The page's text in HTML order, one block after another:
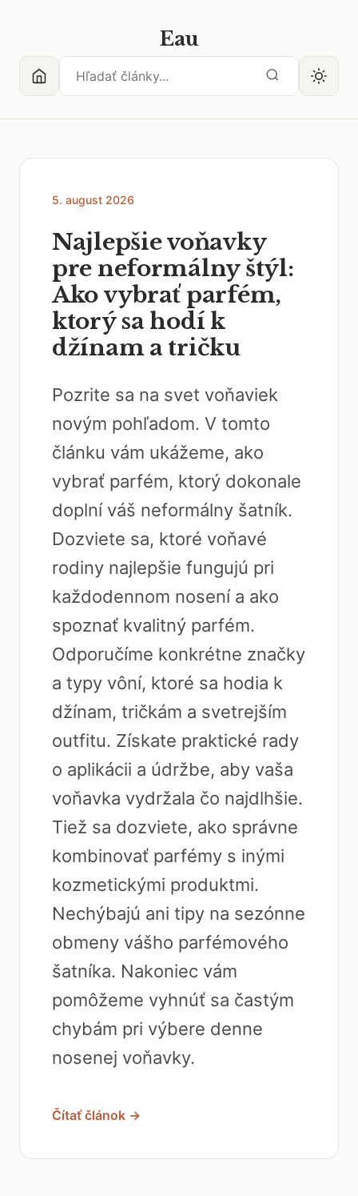
Eau
5. august 2026
Najlepšie voňavky
pre neformálny štýl:
Ako vybrať parfém,
ktorý sa hodí k
džínam a tričku
Pozrite sa na svet voňaviek
novým pohľadom. V tomto
článku vám ukážeme, ako
vybrať parfém, ktorý dokonale
doplní váš neformálny šatník.
Dozviete sa, ktoré voňavé
rodiny najlepšie fungujú pri
každodennom nosení a ako
spoznať kvalitný parfém.
Odporučíme konkrétne značky
a typy vôní, ktoré sa hodia k
džínam, tričkám a svetrejším
outfitu. Získate praktické rady
o aplikácii a údržbe, aby vaša
voňavka vydržala čo najdlhšie.
Tiež sa dozviete, ako správne
kombinovať parfémy s inými
kozmetickými produktmi.
Nechýbajú ani tipy na sezónne
obmeny vášho parfémového
šatníka. Nakoniec vám
pomôžeme vyhnúť sa častým
chybám pri výbere denne
nosenej voňavky.
Čítať článok →